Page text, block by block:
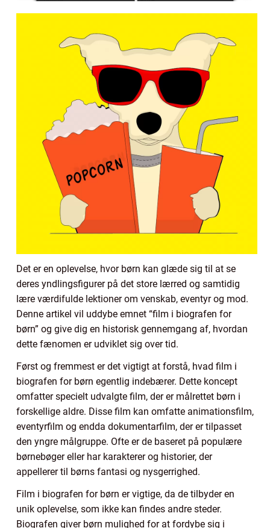
Det er en oplevelse, hvor børn kan glæde sig til at se
deres yndlingsfigurer på det store lærred og samtidig
lære værdifulde lektioner om venskab, eventyr og mod.
Denne artikel vil uddybe emnet “film i biografen for
børn” og give dig en historisk gennemgang af, hvordan
dette fænomen er udviklet sig over tid.
Først og fremmest er det vigtigt at forstå, hvad film i
biografen for børn egentlig indebærer. Dette koncept
omfatter specielt udvalgte film, der er målrettet børn i
forskellige aldre. Disse film kan omfatte animationsfilm,
eventyrfilm og endda dokumentarfilm, der er tilpasset
den yngre målgruppe. Ofte er de baseret på populære
børnebøger eller har karakterer og historier, der
appellerer til børns fantasi og nysgerrighed.
Film i biografen for børn er vigtige, da de tilbyder en
unik oplevelse, som ikke kan findes andre steder.
Biografen giver børn mulighed for at fordybe sig i